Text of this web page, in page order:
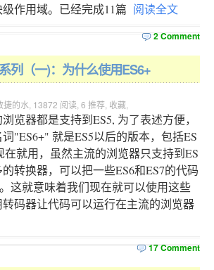
作用域。已经完成11篇 阅读全文
2 Comment
列（一)：为什么使用ES6+
的水, 13872 阅读, 6 推荐, 收藏
览器都是支持到ES5, 为了表述方便，
"ES6+" 就是ES5以后的版本，包括ES
在就用，虽然主流的浏览器只支持到ES
转换器，可以把一些ES6和ES7的代码
这就意味着我们现在就可以使用这些
码器让代码可以运行在主流的浏览器
17 Comment